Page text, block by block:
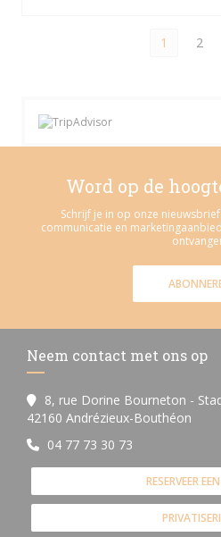
1 2
Word op de
Schrijf je in op onze
communicatie en
Neem contact met ons op
8, rue Dorine Bourneton -
42160 Andrézieux-Bouthéon
04 77 73 30 73
RESERVEER